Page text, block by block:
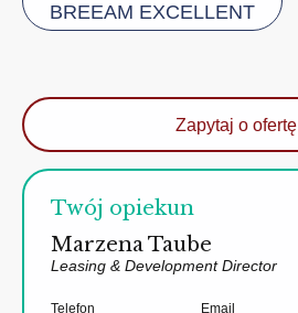
BREEAM EXCELLENT
Zapytaj o ofertę
Twój opiekun
Marzena Taube
Leasing & Development Director
Telefon Email